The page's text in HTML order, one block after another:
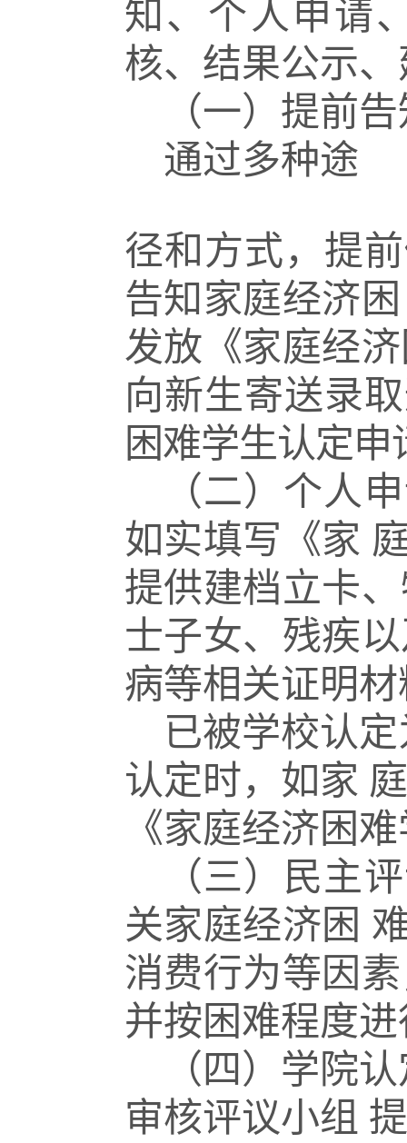
知、个人申请
核、结果公示
（一）提前
通过多种途
径和方式，提
告知家庭经济困
发放《家庭经
向新生寄送录
困难学生认定申
（二）个人
如实填写《家
提供建档立卡
士子女、残疾
病等相关证明
已被学校认
认定时，如家
《家庭经济困
（三）民主
关家庭经济困
消费行为等因
并按困难程度
（四）学院
审核评议小组